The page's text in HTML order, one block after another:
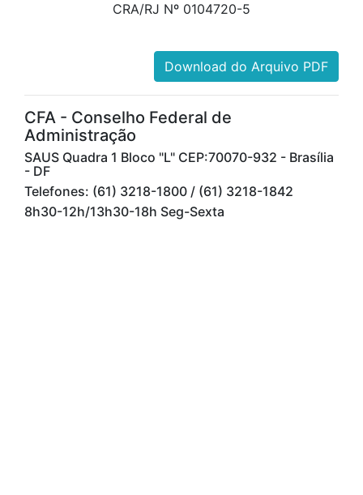
CRA/RJ Nº 0104720-5
Download do Arquivo PDF
CFA - Conselho Federal de
Administração
SAUS Quadra 1 Bloco "L" CEP:70070-932 - Brasília
- DF
Telefones: (61) 3218-1800 / (61) 3218-1842
8h30-12h/13h30-18h Seg-Sexta